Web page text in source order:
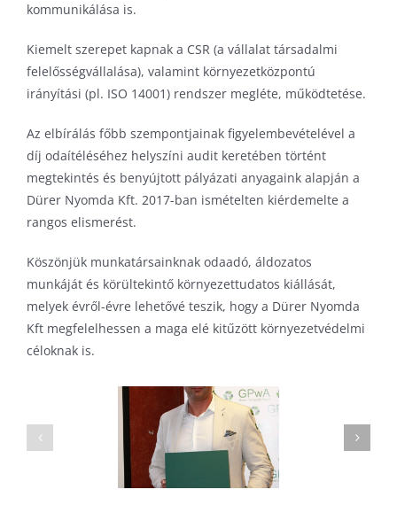
kommunikálása is.
Kiemelt szerepet kapnak a CSR (a vállalat társadalmi
felelősségvállalása), valamint környezetközpontú
irányítási (pl. ISO 14001) rendszer megléte, működtetése.
Az elbírálás főbb szempontjainak figyelembevételével a
díj odaítéléséhez helyszíni audit keretében történt
megtekintés és benyújtott pályázati anyagaink alapján a
Dürer Nyomda Kft. 2017-ban ismételten kiérdemelte a
rangos elismerést.
Köszönjük munkatársainknak odaadó, áldozatos
munkáját és körültekintő környezettudatos kiállását,
melyek évről-évre lehetővé teszik, hogy a Dürer Nyomda
Kft megfelelhessen a maga elé kitűzött környezetvédelmi
céloknak is.